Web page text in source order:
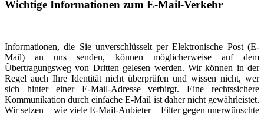
Wichtige Informationen zum E-Mail-Verkehr
Informationen, die Sie unverschlüsselt per Elektronische Post (E-
Mail) an uns senden, können möglicherweise auf dem
Übertragungsweg von Dritten gelesen werden. Wir können in der
Regel auch Ihre Identität nicht überprüfen und wissen nicht, wer
sich hinter einer E-Mail-Adresse verbirgt. Eine rechtssichere
Kommunikation durch einfache E-Mail ist daher nicht gewährleistet.
Wir setzen – wie viele E-Mail-Anbieter – Filter gegen unerwünschte